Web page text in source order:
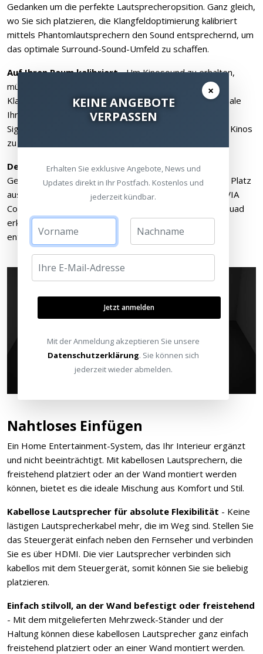
Gedanken um die perfekte Lautsprecheropsition. Ganz gleich,
wo Sie sich platzieren, die Klangfeldoptimierung kalibriert
mittels Phantomlautsprechern den Sound entsprechernd, um
das optimale Surround-Sound-Umfeld zu schaffen.
Auf Ihren Raum kalibriert- Um Kinosound zu erhalten,
müssen Sie sich Ihre Räume nicht umgestalten. Die
Klangfeldoptimierung analysiert die akustischen Merkmale
Ihres Raumes und nutzt dann eine moderne
Signalverarbeitung, um diese mit den Merkmalen eines Kinos
zu ersetzen.
Der beste Platz ist der, an dem Sie gerade sind
Genießen Sie hochwertigen Surround Sound von jedem Platz
aus. Führen Sie einfach mit Ihrer Smartphone-App BRAVIA
Connect eine Kalibrierung durch: Die BRAVIA Theatre Quad
erkennt Ihre Positon im Raum und optimiert den Sound
entsprechend.
Nahtloses Einfügen
Ein Home Entertainment-System, das Ihr Interieur ergänzt
und nicht beeinträchtigt. Mit kabellosen Lautsprechern, die
freistehend platziert oder an der Wand montiert werden
können, bietet es die ideale Mischung aus Komfort und Stil.
Kabellose Lautsprecher für absolute Flexibilität - Keine
lästigen Lautsprecherkabel mehr, die im Weg sind. Stellen Sie
das Steuergerät einfach neben den Fernseher und verbinden
Sie es über HDMI. Die vier Lautsprecher verbinden sich
kabellos mit dem Steuergerät, somit können Sie sie beliebig
platzieren.
Einfach stilvoll, an der Wand befestigt oder freistehend
- Mit dem mitgelieferten Mehrzweck-Ständer und der
Haltung können diese kabellosen Lautsprecher ganz einfach
freistehend platziert oder an einer Wand montiert werden.
×
KEINE ANGEBOTE
VERPASSEN
Erhalten Sie exklusive Angebote, News und
Updates direkt in Ihr Postfach. Kostenlos und
jederzeit kündbar.
Jetzt anmelden
Mit der Anmeldung akzeptieren Sie unsere
Datenschutzerklärung. Sie können sich
jederzeit wieder abmelden.